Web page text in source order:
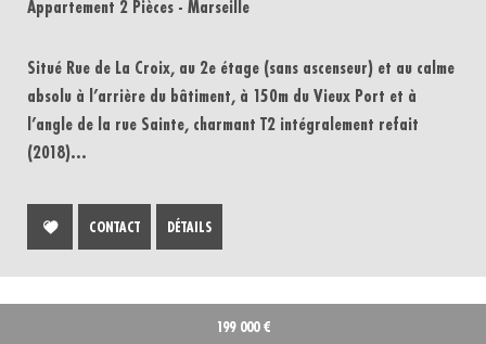
Appartement 2 Pièces - Marseille
Situé Rue de La Croix, au 2e étage (sans ascenseur) et au calme
absolu à l’arrière du bâtiment, à 150m du Vieux Port et à
l’angle de la rue Sainte, charmant T2 intégralement refait
(2018)...
CONTACT DÉTAILS
199 000 €